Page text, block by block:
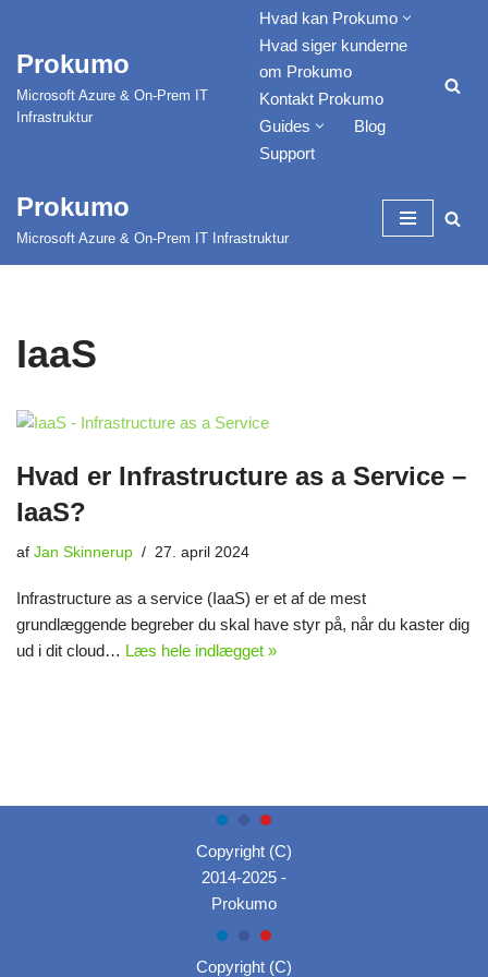
Spring
indhold
Prokumo
Microsoft Azure & On-Prem IT
Infrastruktur
Hvad kan Prokumo
Hvad siger kunderne
om Prokumo
Kontakt Prokumo
Guides
Blog
Support
Prokumo
Microsoft Azure & On-Prem IT Infrastruktur
IaaS
Hvad er Infrastructure as a Service –
IaaS?
af Jan Skinnerup 27. april 2024
Infrastructure as a service (IaaS) er et af de mest
grundlæggende begreber du skal have styr på, når du kaster dig
ud i dit cloud… Læs hele indlægget »
Copyright (C)
2014-2025 -
Prokumo
Copyright (C)